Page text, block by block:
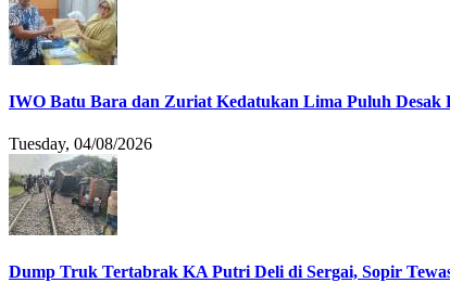
IWO Batu Bara dan Zuriat Kedatukan Lima Puluh Desak
Tuesday, 04/08/2026
Dump Truk Tertabrak KA Putri Deli di Sergai, Sopir